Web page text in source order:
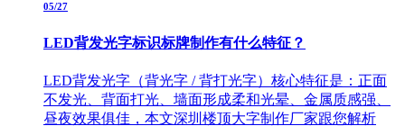
05/27
LED背发光字标识标牌制作有什么特征？
LED背发光字（背光字 / 背打光字）核心特征是：正面
不发光、背面打光、墙面形成柔和光晕、金属质感强、
昼夜效果俱佳，本文深圳楼顶大字制作厂家跟您解析